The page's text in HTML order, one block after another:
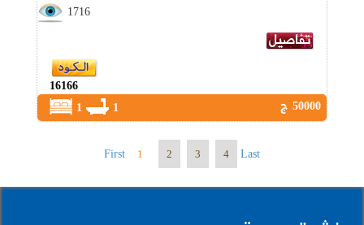
1716
16166
50000 ج
1
First 1 2 3 4 Last